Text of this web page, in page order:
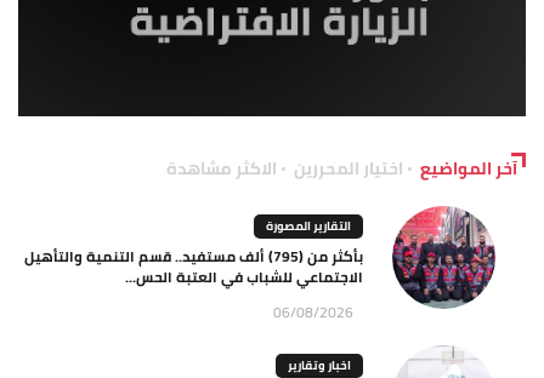
آخر المواضيع اختيار المحررين الاكثر مشاهدة
التقارير المصورة
بأكثر من (795) ألف مستفيد.. قسم التنمية والتأهيل
الاجتماعي للشباب في العتبة الحس...
06/08/2026
اخبار وتقارير